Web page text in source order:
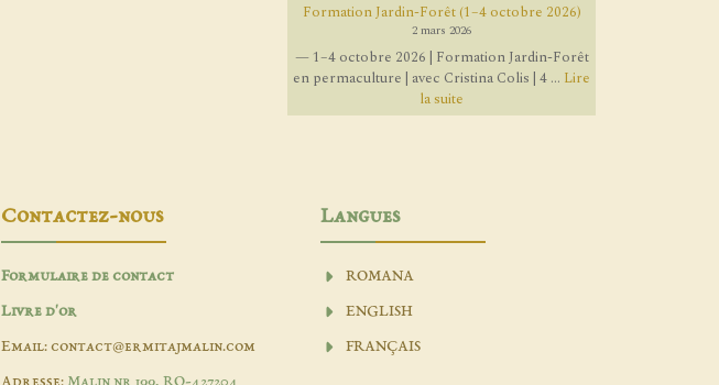
Formation Jardin-Forêt (1–4 octobre 2026)
2 mars 2026
— 1–4 octobre 2026 | Formation Jardin-Forêt
en permaculture | avec Cristina Colis | 4 ... Lire
la suite
Contactez-nous
Formulaire de contact
Livre d'or
Email: contact@ermitajmalin.com
Adresse: Malin nr 199, RO-427204
Langues
ROMANA
ENGLISH
FRANÇAIS